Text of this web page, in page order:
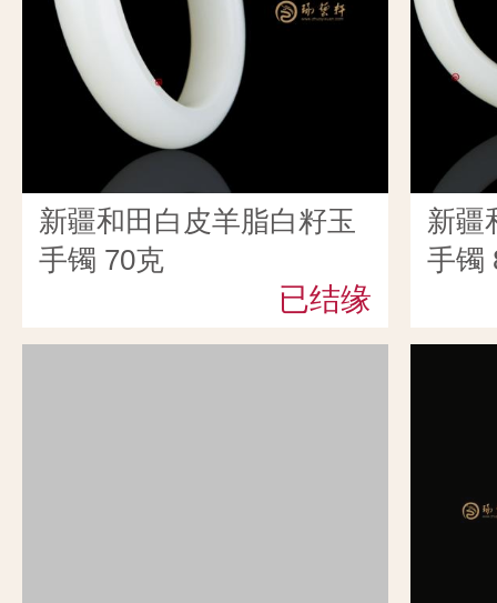
新疆和田白皮羊脂白籽玉
手镯 70克
已结缘
新疆
手镯